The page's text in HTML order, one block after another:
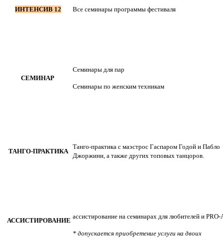
ИНТЕНСИВ 12 Все семинары программы фестиваля
СЕМИНАР
Семинары для пар
Семинары по женским техникам
ТАНГО-ПРАКТИКА
Танго-практика с маэстрос Гаспаром Годой и Пабло
Джоржини, а также других топовых танцоров.
АССИСТИРОВАНИЕ
ассистирование на семинарах для любителей и
* допускается приобретение услуги на двоих